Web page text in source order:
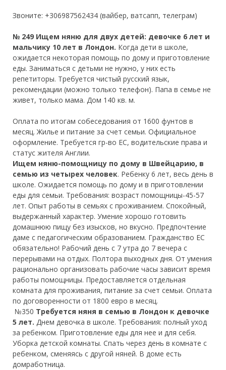
Звоните: +306987562434 (вайбер, ватсапп, телеграм)
№ 249 Ищем няню для двух детей: девочке 6 лет и
мальчику 10 лет в Лондон. Когда дети в школе,
ожидается некоторая помощь по дому и приготовление
еды. Заниматься с детьми не нужно, у них есть
репетиторы. Требуется чистый русский язык,
рекомендации (можно только телефон). Папа в семье не
живет, только мама. Дом 140 кв. м.
Оплата по итогам собеседования от 1600 фунтов в
месяц. Жилье и питание за счет семьи. Официальное
оформление. Требуется гр-во ЕС, водительские права и
статус жителя Англии.
Ищем няню-помощницу по дому в Швейцарию, в
семью из четырех человек. Ребенку 6 лет, весь день в
школе. Ожидается помощь по дому и в приготовлении
еды для семьи. Требования: возраст помощницы-45-57
лет. Опыт работы в семьях с проживанием. Спокойный,
выдержанный характер. Умение хорошо готовить
домашнюю пищу без изысков, но вкусно. Предпочтение
даме с педагогическим образованием. Гражданство ЕС
обязательно! Рабочий день с 7 утра до 7 вечера с
перерывами на отдых. Полтора выходных дня. От умения
рационально организовать рабочие часы зависит время
работы помощницы. Предоставляется отдельная
комната для проживания, питание за счет семьи. Оплата
по договоренности от 1800 евро в месяц.
№350 Требуется няня в семью в Лондон к девочке
5 лет. Днем девочка в школе. Требования: полный уход
за ребенком. Приготовление еды для нее и для себя.
Уборка детской комнаты. Спать через день в комнате с
ребенком, сменяясь с другой няней. В доме есть
домработница.